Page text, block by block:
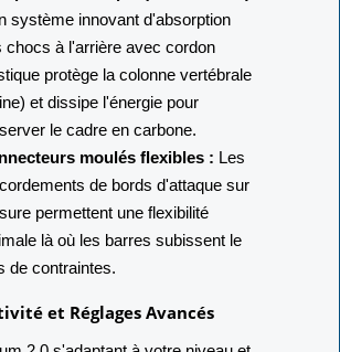
système innovant d'absorption
chocs à l'arrière avec cordon
protège la colonne vertébrale
et dissipe l'énergie pour
le cadre en carbone.
moulés flexibles : Les
de bords d'attaque sur
permettent une flexibilité
là où les barres subissent le
de contraintes.
et Réglages Avancés